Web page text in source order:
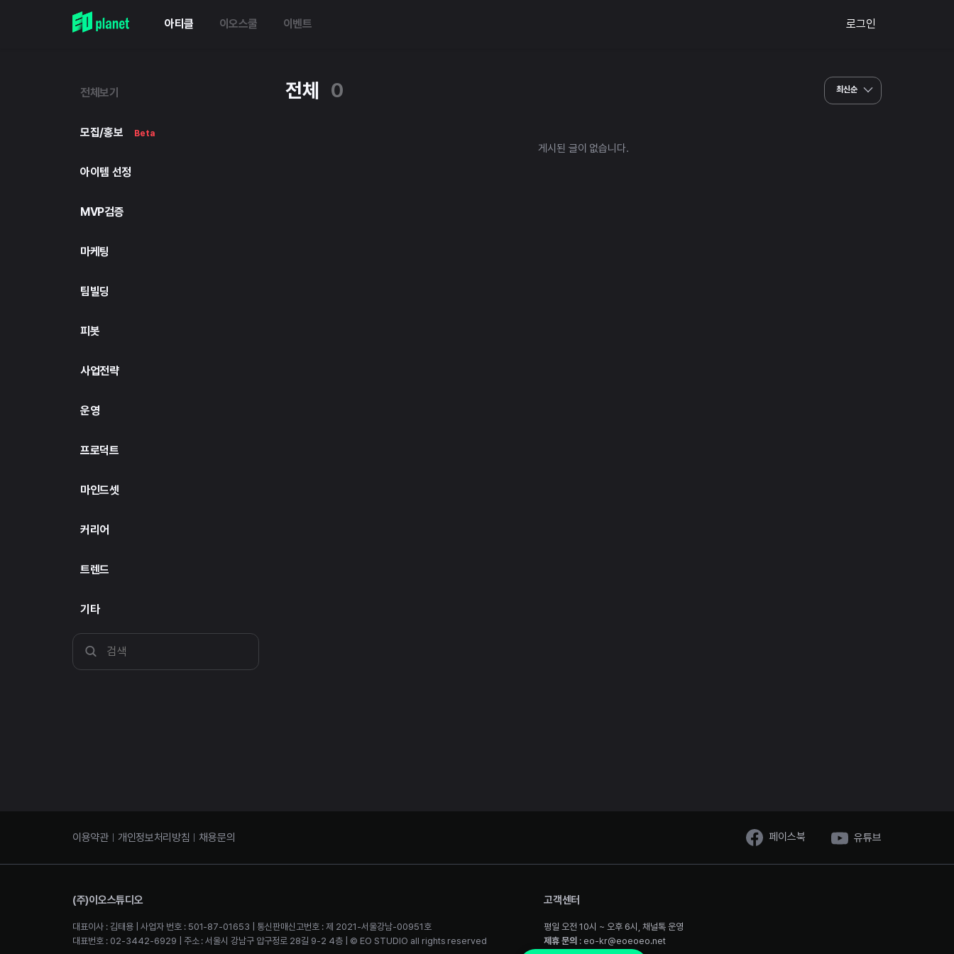
아티클 이오스쿨 이벤트 로그인
전체보기
모집/홍보 Beta
아이템 선정
MVP검증
마케팅
팀빌딩
피봇
사업전략
운영
프로덕트
마인드셋
커리어
트렌드
기타
전체 0 최신순
게시된 글이 없습니다.
이용약관 개인정보처리방침 채용문의 페이스북 유튜브
(주)이오스튜디오
대표이사 : 김태용 | 사업자 번호 : 501-87-01653 | 통신판매신고번호 : 제 2021-서울강남-00951호
대표번호 : 02-3442-6929 | 주소 : 서울시 강남구 압구정로 28길 9-2 4층 | © EO STUDIO all rights reserved
고객센터
평일 오전 10시 ~ 오후 6시, 채널톡 운영
제휴 문의 : eo-kr@eoeoeo.net